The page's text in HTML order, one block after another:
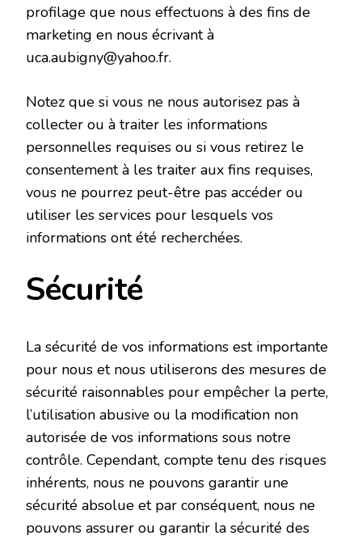
profilage que nous effectuons à des fins de
marketing en nous écrivant à
uca.aubigny@yahoo.fr.
Notez que si vous ne nous autorisez pas à
collecter ou à traiter les informations
personnelles requises ou si vous retirez le
consentement à les traiter aux fins requises,
vous ne pourrez peut-être pas accéder ou
utiliser les services pour lesquels vos
informations ont été recherchées.
Sécurité
La sécurité de vos informations est importante
pour nous et nous utiliserons des mesures de
sécurité raisonnables pour empêcher la perte,
l’utilisation abusive ou la modification non
autorisée de vos informations sous notre
contrôle. Cependant, compte tenu des risques
inhérents, nous ne pouvons garantir une
sécurité absolue et par conséquent, nous ne
pouvons assurer ou garantir la sécurité des